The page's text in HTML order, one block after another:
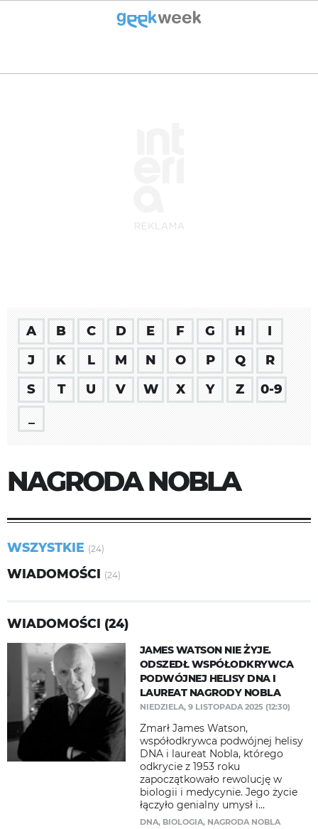
A B C D E F G H
I
J
K L M N O P Q
R
S
T U V W X Y Z
0-9
NAGRODA NOBLA
WSZYSTKIE (24)
WIADOMOŚCI (24)
WIADOMOŚCI (24)
JAMES WATSON NIE ŻYJE.
ODSZEDŁ WSPÓŁODKRYWCA
PODWÓJNEJ HELISY DNA I
LAUREAT NAGRODY NOBLA
NIEDZIELA, 9 LISTOPADA 2025 (12:30)
Zmarł James Watson,
współodkrywca podwójnej helisy
DNA i laureat Nobla, którego
odkrycie z 1953 roku
zapoczątkowało rewolucję w
biologii i medycynie. Jego życie
łączyło genialny umysł i...
DNA, BIOLOGIA, NAGRODA NOBLA